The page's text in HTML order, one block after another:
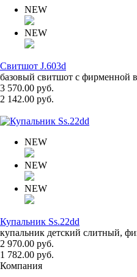
NEW
NEW
Свитшот J.603d
базовый свитшот с фирменной
3 570.00 руб.
2 142.00 руб.
NEW
NEW
NEW
Купальник Ss.22dd
купальник детский слитный,
2 970.00 руб.
1 782.00 руб.
Компания